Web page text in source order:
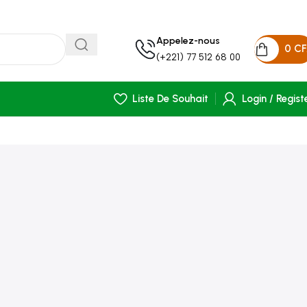
Appelez-nous
(+221) 77 512 68 00
0
Liste De Souhait Login /